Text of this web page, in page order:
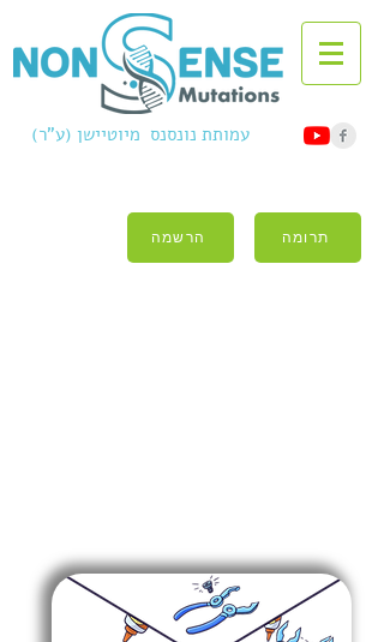
עמותת נונסנס מיוטיישן (ע"ר)
הרשמה תרומה